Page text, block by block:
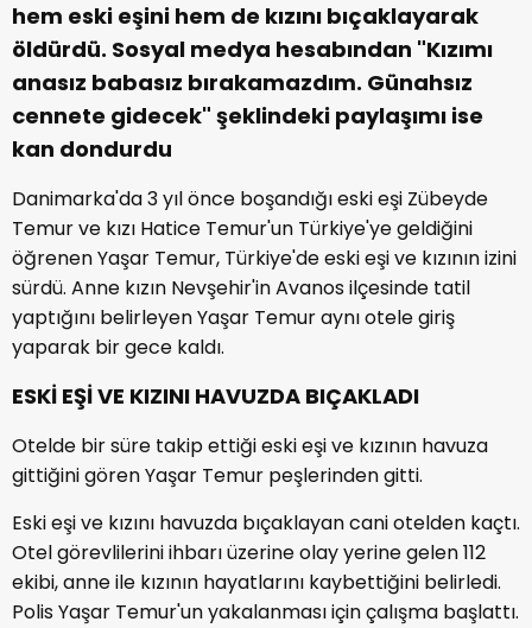
hem eski eşini hem de kızını bıçaklayarak
öldürdü. Sosyal medya hesabından "Kızımı
anasız babasız bırakamazdım. Günahsız
cennete gidecek" şeklindeki paylaşımı ise
kan dondurdu
Danimarka'da 3 yıl önce boşandığı eski eşi Zübeyde
Temur ve kızı Hatice Temur'un Türkiye'ye geldiğini
öğrenen Yaşar Temur, Türkiye'de eski eşi ve kızının izini
sürdü. Anne kızın Nevşehir'in Avanos ilçesinde tatil
yaptığını belirleyen Yaşar Temur aynı otele giriş
yaparak bir gece kaldı.
ESKİ EŞİ VE KIZINI HAVUZDA BIÇAKLADI
Otelde bir süre takip ettiği eski eşi ve kızının havuza
gittiğini gören Yaşar Temur peşlerinden gitti.
Eski eşi ve kızını havuzda bıçaklayan cani otelden kaçtı.
Otel görevlilerini ihbarı üzerine olay yerine gelen 112
ekibi, anne ile kızının hayatlarını kaybettiğini belirledi.
Polis Yaşar Temur'un yakalanması için çalışma başlattı.